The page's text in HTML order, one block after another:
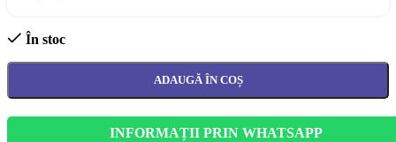
În stoc
ADAUGĂ ÎN COȘ
INFORMAȚII PRIN WHATSAPP